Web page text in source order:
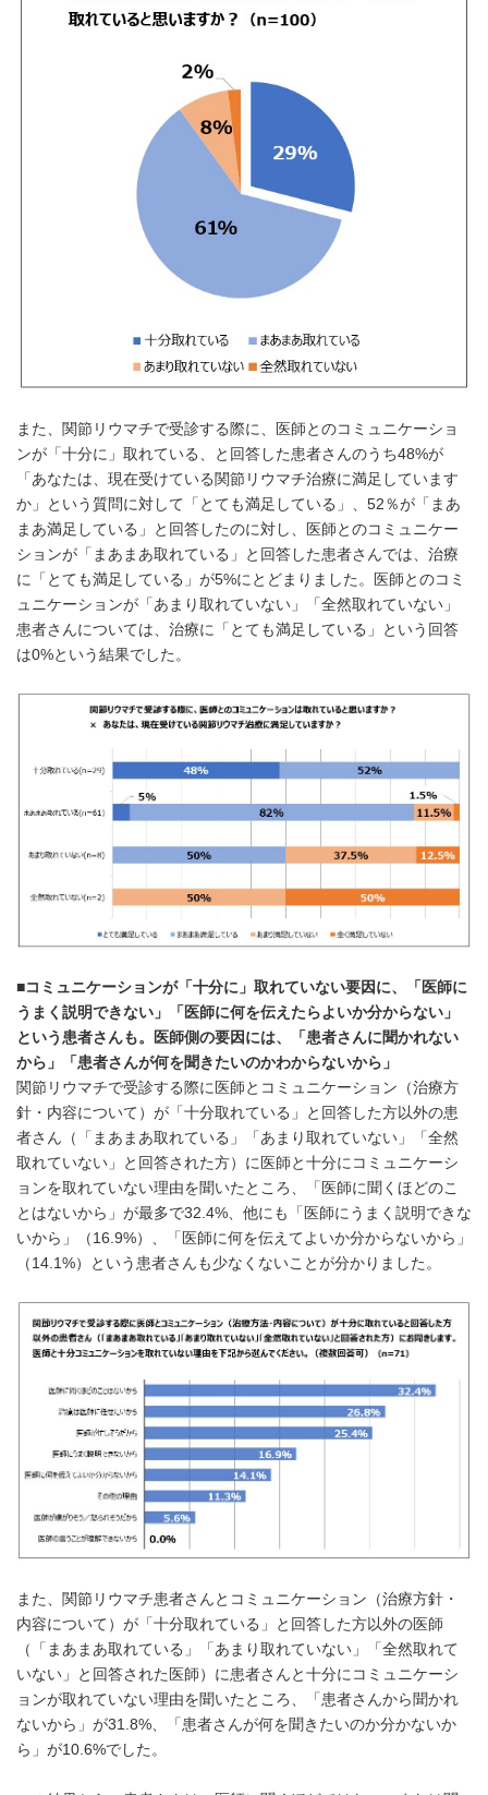
また、関節リウマチで受診する際に、医師とのコミュニケーショ
ンが「十分に」取れている、と回答した患者さんのうち48%が
「あなたは、現在受けている関節リウマチ治療に満足しています
か」という質問に対して「とても満足している」、52％が「まあ
まあ満足している」と回答したのに対し、医師とのコミュニケー
ションが「まあまあ取れている」と回答した患者さんでは、治療
に「とても満足している」が5%にとどまりました。医師とのコミ
ュニケーションが「あまり取れていない」「全然取れていない」
患者さんについては、治療に「とても満足している」という回答
は0%という結果でした。
■コミュニケーションが「十分に」取れていない要因に、「医師に
うまく説明できない」「医師に何を伝えたらよいか分からない」
という患者さんも。医師側の要因には、「患者さんに聞かれない
から」「患者さんが何を聞きたいのかわからないから」
関節リウマチで受診する際に医師とコミュニケーション（治療方
針・内容について）が「十分取れている」と回答した方以外の患
者さん（「まあまあ取れている」「あまり取れていない」「全然
取れていない」と回答された方）に医師と十分にコミュニケーシ
ョンを取れていない理由を聞いたところ、「医師に聞くほどのこ
とはないから」が最多で32.4%、他にも「医師にうまく説明できな
いから」（16.9%）、「医師に何を伝えてよいか分からないから」
（14.1%）という患者さんも少なくないことが分かりました。
また、関節リウマチ患者さんとコミュニケーション（治療方針・
内容について）が「十分取れている」と回答した方以外の医師
（「まあまあ取れている」「あまり取れていない」「全然取れて
いない」と回答された医師）に患者さんと十分にコミュニケーシ
ョンが取れていない理由を聞いたところ、「患者さんから聞かれ
ないから」が31.8%、「患者さんが何を聞きたいのか分かないか
ら」が10.6%でした。